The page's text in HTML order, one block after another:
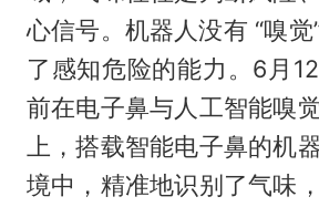
心信号。机器人没有 “嗅
了感知危险的能力。6月
前在电子鼻与人工智能嗅
上，搭载智能电子鼻的机
境中，精准地识别了气味